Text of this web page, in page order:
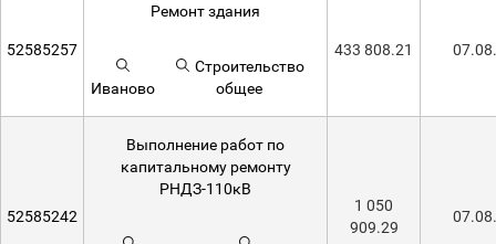
52585257
Ремонт здания
Иваново
Строительство
общее
433 808.21
52585242
Выполнение работ по
капитальному ремонту
РНДЗ-110кВ
1 050
909.29